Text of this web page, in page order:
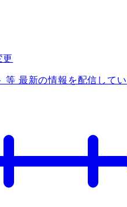
更
等 最新の情報を配信して